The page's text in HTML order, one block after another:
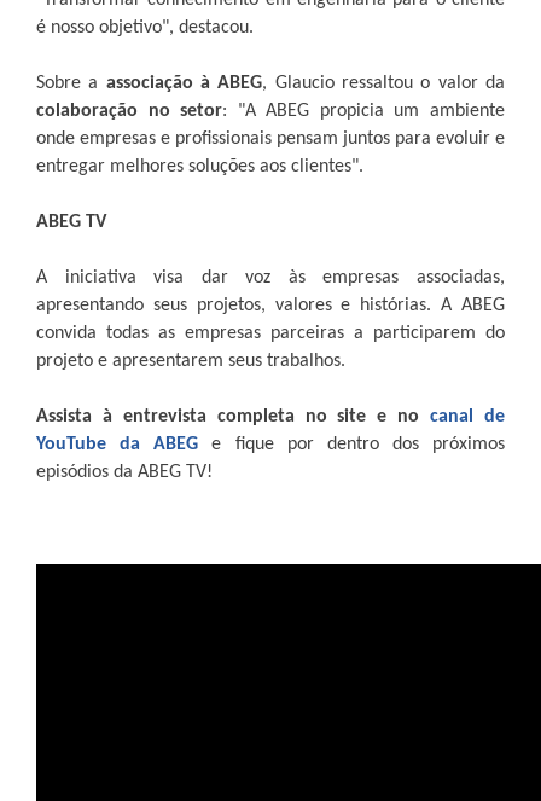
é nosso objetivo", destacou.
Sobre a associação à ABEG, Glaucio ressaltou o valor da
colaboração no setor: "A ABEG propicia um ambiente
onde empresas e profissionais pensam juntos para evoluir e
entregar melhores soluções aos clientes".
ABEG TV
A iniciativa visa dar voz às empresas associadas,
apresentando seus projetos, valores e histórias. A ABEG
convida todas as empresas parceiras a participarem do
projeto e apresentarem seus trabalhos.
Assista à entrevista completa no site e nocanal de
YouTube da ABEG
e fique por dentro dos próximos
episódios da ABEG TV!